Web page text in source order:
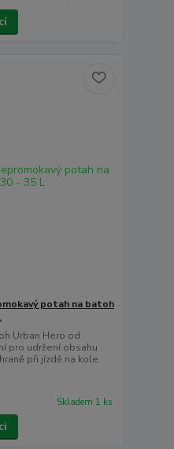
potah na batoh
Urban Hero od
pro udržení obsahu
při jízdě na kole
Skladem 1 ks